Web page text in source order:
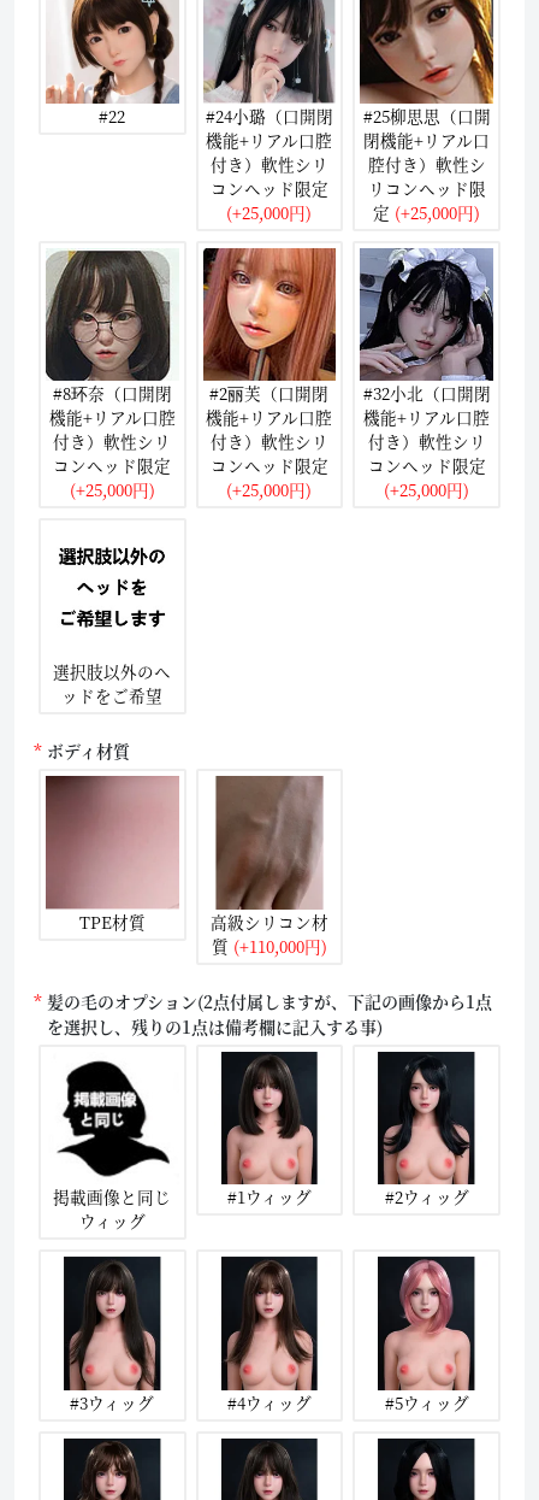
#22
#24小璐（口開閉
機能+リアル口腔
付き）軟性シリ
コンヘッド限定
(+25,000円)
#25柳思思（口開
閉機能+リアル口
腔付き）軟性シ
リコンヘッド限
定 (+25,000円)
#8环奈（口開閉
機能+リアル口腔
付き）軟性シリ
コンヘッド限定
(+25,000円)
#2丽芙（口開閉
機能+リアル口腔
付き）軟性シリ
コンヘッド限定
(+25,000円)
#32小北（口開閉
機能+リアル口腔
付き）軟性シリ
コンヘッド限定
(+25,000円)
選択肢以外のヘ
ッドをご希望
ボディ材質
TPE材質
高級シリコン材
質 (+110,000円)
髪の毛のオプション(2点付属しますが、下記の画像から1点
を選択し、残りの1点は備考欄に記入する事)
掲載画像と同じ
ウィッグ
#1ウィッグ #2ウィッグ
#3ウィッグ #4ウィッグ #5ウィッグ